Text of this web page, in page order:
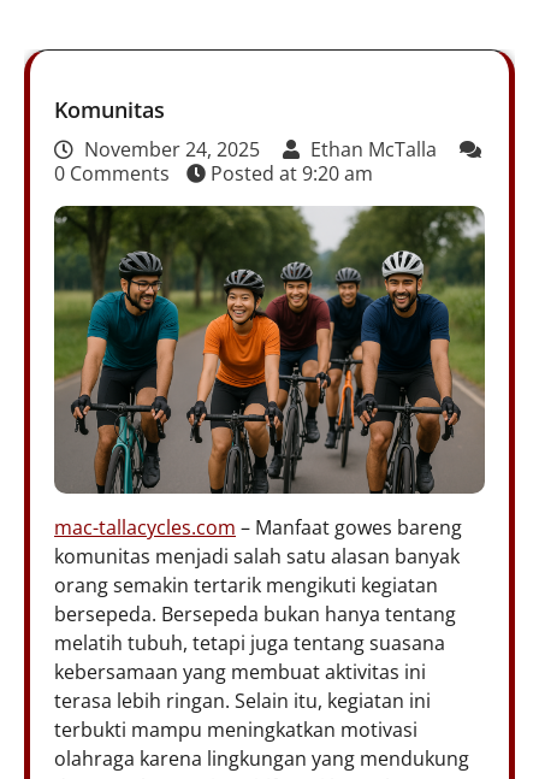
Komunitas
November 24, 2025
Ethan McTalla
0 Comments
Posted at9:20 am
mac-tallacycles.com – Manfaat gowes bareng
komunitas menjadi salah satu alasan banyak
orang semakin tertarik mengikuti kegiatan
bersepeda. Bersepeda bukan hanya tentang
melatih tubuh, tetapi juga tentang suasana
kebersamaan yang membuat aktivitas ini
terasa lebih ringan. Selain itu, kegiatan ini
terbukti mampu meningkatkan motivasi
olahraga karena lingkungan yang mendukung